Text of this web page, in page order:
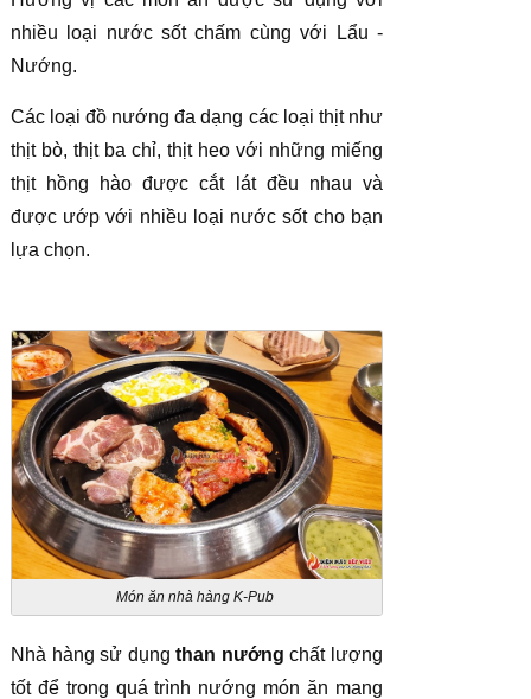
nhiều loại nước sốt chấm cùng với Lẩu -
Nướng.
Các loại đồ nướng đa dạng các loại thịt như
thịt bò, thịt ba chỉ, thịt heo với những miếng
thịt hồng hào được cắt lát đều nhau và
được ướp với nhiều loại nước sốt cho bạn
lựa chọn.
Món ăn nhà hàng K-Pub
Nhà hàng sử dụngthan nướng chất lượng
tốt để trong quá trình nướng món ăn mang